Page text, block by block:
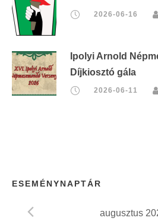
2026-06-16
Ipolyi Arnold
Díjkiosztó gála
2026-06-11
ESEMÉNYNAPTÁR
augusztus